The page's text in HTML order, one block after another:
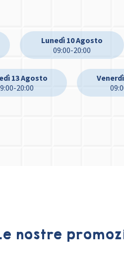
Lunedì 10 Agosto
09:00-20:00
13 Agosto
20:00
nostre